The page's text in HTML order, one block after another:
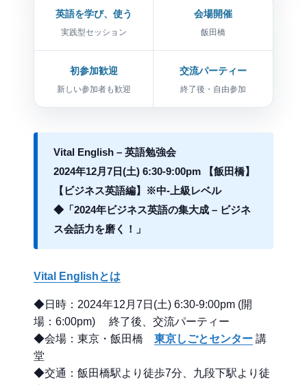
英語を学び、使う
実践型セッション
会場開催
飯田橋
初参加歓迎
新しい参加者も歓迎
交流パーティー
終了後・自由参加
Vital English – 英語勉強会
2024年12月7日(土) 6:30-9:00pm 【飯田橋】
【ビジネス英語編】※中-上級レベル
◆「2024年ビジネス英語の集大成 – ビジネ
ス会話力を磨く！」
Vital Englishとは
◆日時：2024年12月7日(土) 6:30-9:00pm (開
場：6:00pm) 終了後、交流パーティー
◆会場：東京・飯田橋 東京しごとセンター 講
堂
◆交通：飯田橋駅より徒歩7分、九段下駅より徒